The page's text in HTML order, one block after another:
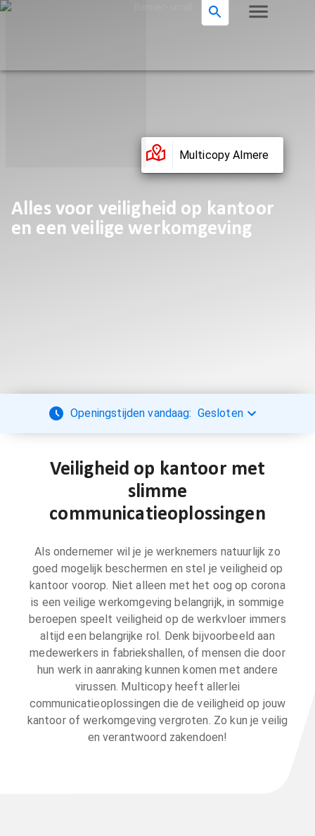
Multicopy Almere
Alles voor veiligheid op kantoor
en een veilige werkomgeving
Openingstijden vandaag: Gesloten
Veiligheid op kantoor met
slimme
communicatieoplossingen
Als ondernemer wil je je werknemers natuurlijk zo
goed mogelijk beschermen en stel je veiligheid op
kantoor voorop. Niet alleen met het oog op corona
is een veilige werkomgeving belangrijk, in sommige
beroepen speelt veiligheid op de werkvloer immers
altijd een belangrijke rol. Denk bijvoorbeeld aan
medewerkers in fabriekshallen, of mensen die door
hun werk in aanraking kunnen komen met andere
virussen. Multicopy heeft allerlei
communicatieoplossingen die de veiligheid op jouw
kantoor of werkomgeving vergroten. Zo kun je veilig
en verantwoord zakendoen!